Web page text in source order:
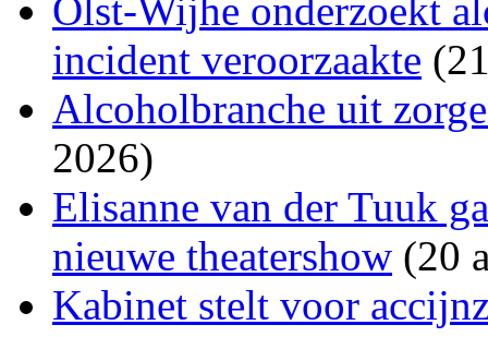
Olst-Wijhe onderzoekt
incident veroorzaakte
Alcoholbranche uit
2026)
Elisanne van der Tuuk
nieuwe theatershow (20
Kabinet stelt voor